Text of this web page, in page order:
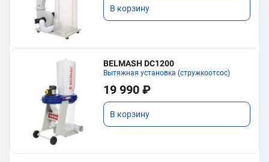
В корзину
BELMASH DC1200
Вытяжная установка (стружкоотсос)
19 990 ₽
В корзину